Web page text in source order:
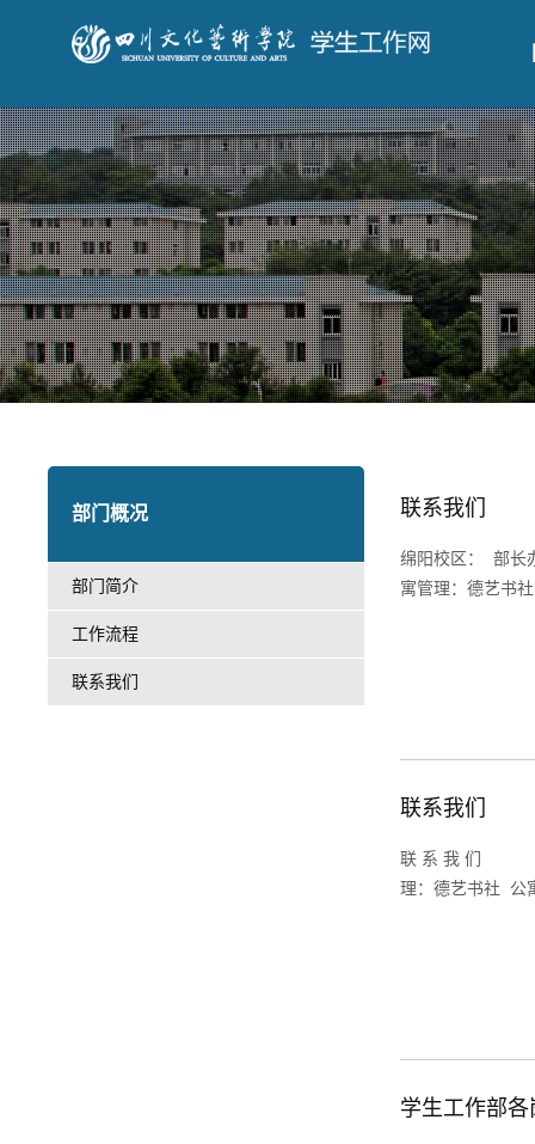
部门概况
部门简介
工作流程
联系我们
联系我们
绵阳校区： 部长
寓管理：德艺书
联系我们
联 系 我 们 绵阳
理：德艺书社 公
学生工作部